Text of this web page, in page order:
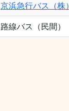
京浜急行バス（株）
路線バス（民間）